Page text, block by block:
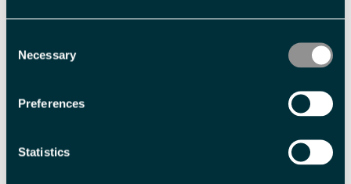
Selection
Necessary
Preferences
Statistics